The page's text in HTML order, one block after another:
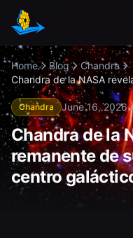
Skip to main content
Home Blog
Chandra
Chandra de la NASA
Chandra June 16, 2026·
Chandra de la
remanente de
centro